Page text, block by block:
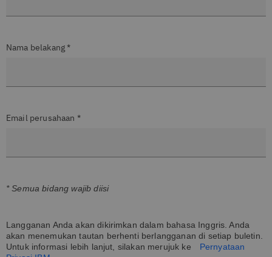
Nama belakang *
Email perusahaan *
* Semua bidang wajib diisi
Langganan Anda akan dikirimkan dalam bahasa Inggris. Anda
akan menemukan tautan berhenti berlangganan di setiap buletin.
Untuk informasi lebih lanjut, silakan merujuk ke
Pernyataan